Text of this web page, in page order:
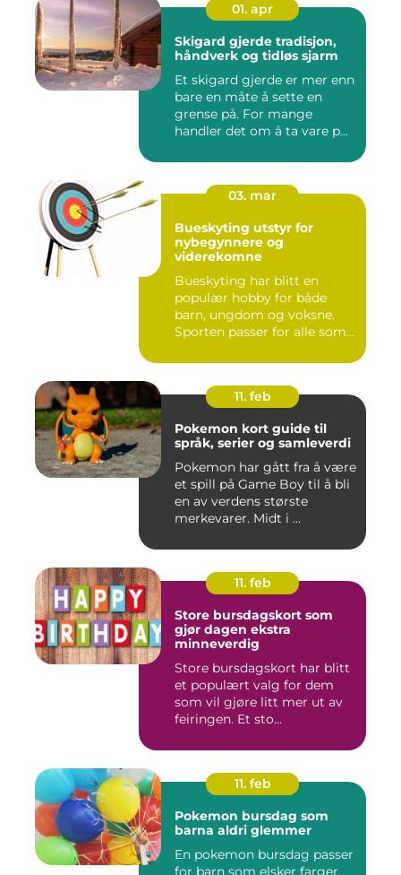
01. apr
Skigard gjerde tradisjon,
håndverk og tidløs sjarm
Et skigard gjerde er mer enn
bare en måte å sette en
grense på. For mange
handler det om å ta vare p...
03. mar
Bueskyting utstyr for
nybegynnere og
viderekomne
Bueskyting har blitt en
populær hobby for både
barn, ungdom og voksne.
Sporten passer for alle som
11. feb
Pokemon kort guide til
språk, serier og samleverdi
Pokemon har gått fra å være
et spill på Game Boy til å bli
en av verdens største
merkevarer. Midt i ...
11. feb
Store bursdagskort som
gjør dagen ekstra
minneverdig
Store bursdagskort har blitt
et populært valg for dem
som vil gjøre litt mer ut av
feiringen. Et sto...
11. feb
Pokemon bursdag som
barna aldri glemmer
En pokemon bursdag passer
for barn som elsker farger,